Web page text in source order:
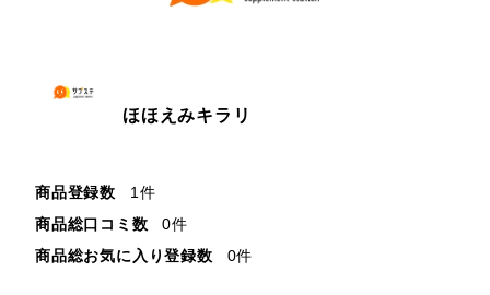
ほほえみキラリ
商品登録数
1件
商品総口コミ数
0件
商品総お気に入り登録数
0件